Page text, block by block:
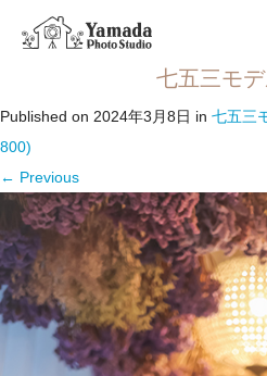
七五三モ
Published on 2024年3月8日 in 七五三
800)
← Previous